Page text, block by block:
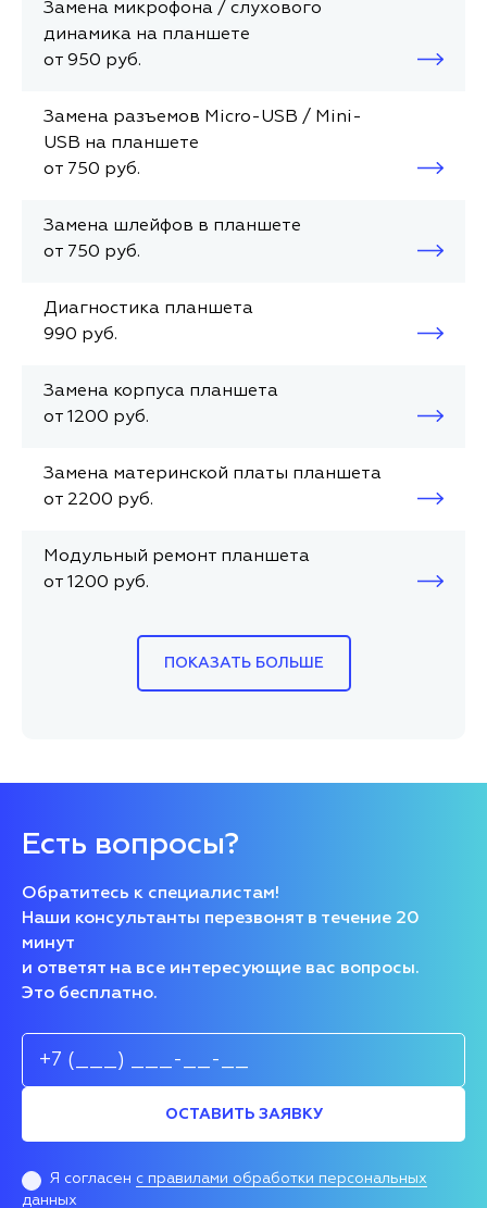
Замена микрофона / слухового
динамика на планшете
от 950 руб.
Замена разъемов Micro-USB / Mini-
USB на планшете
от 750 руб.
Замена шлейфов в планшете
от 750 руб.
Диагностика планшета
990 руб.
Замена корпуса планшета
от 1200 руб.
Замена материнской платы планшета
от 2200 руб.
Модульный ремонт планшета
от 1200 руб.
ПОКАЗАТЬ БОЛЬШЕ
Есть вопросы?
Обратитесь к специалистам!
Наши консультанты перезвонят в течение 20
минут
и ответят на все интересующие вас вопросы.
Это бесплатно.
ОСТАВИТЬ ЗАЯВКУ
Я согласен с правилами обработки персональных
данных